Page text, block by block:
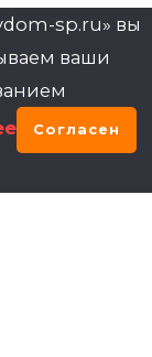
sp.ru» вы
ваши
Согласен